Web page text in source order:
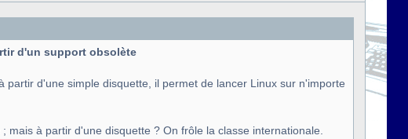
d'un support obsolète
d'une simple disquette, il permet de lancer Linux sur n'importe
à partir d'une disquette ? On frôle la classe internationale.